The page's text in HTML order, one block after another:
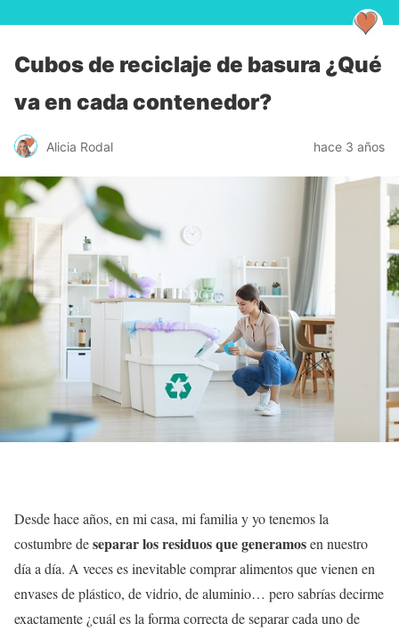
Cubos de reciclaje de basura ¿Qué
va en cada contenedor?
Alicia Rodal hace 3 años
Desde hace años, en mi casa, mi familia y yo tenemos la
costumbre deseparar los residuos que generamosen nuestro
día a día. A veces es inevitable comprar alimentos que vienen en
envases de plástico, de vidrio, de aluminio… pero sabrías decirme
exactamente ¿cuál es la forma correcta de separar cada uno de